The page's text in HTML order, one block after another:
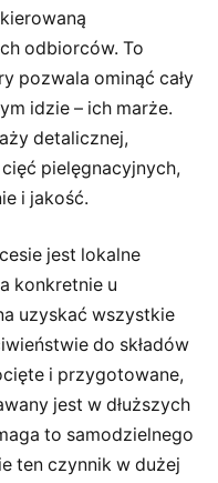
odbiorców. To
pozwala ominąć cały
idzie – ich marże.
detalicznej,
pielęgnacyjnych,
i jakość.
jest lokalne
konkretnie u
uzyskać wszystkie
do składów
i przygotowane,
jest w dłuższych
to samodzielnego
ten czynnik w dużej